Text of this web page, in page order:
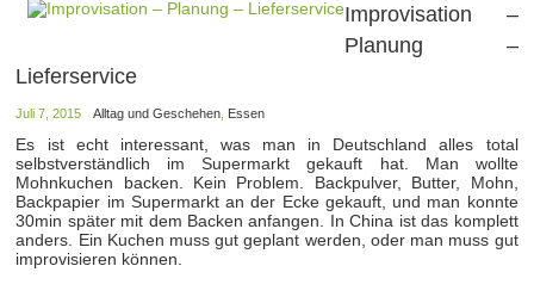
Improvisation –
Planung –
Lieferservice
Juli 7, 2015 Alltag und Geschehen Essen
Es ist echt interessant, was man in Deutschland alles total
selbstverständlich im Supermarkt gekauft hat. Man wollte
Mohnkuchen backen. Kein Problem. Backpulver, Butter, Mohn,
Backpapier im Supermarkt an der Ecke gekauft, und man konnte
30min später mit dem Backen anfangen. In China ist das komplett
anders. Ein Kuchen muss gut geplant werden, oder man muss gut
improvisieren können.